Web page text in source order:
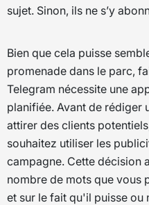
sujet. Sinon, ils ne s’y
Bien que cela puisse
promenade dans le parc,
Telegram nécessite une
planifiée. Avant de rédiger
attirer des clients
souhaitez utiliser les
campagne. Cette décision
nombre de mots que vous
et sur le fait qu'il puisse ou